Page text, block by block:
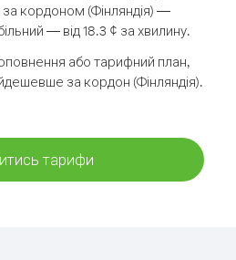
кордоном (Фінляндія) —
— від 18.3 ¢ за хвилину.
або тарифний план,
за кордон (Фінляндія).
тарифи